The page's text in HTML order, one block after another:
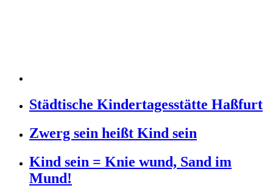
Städtische Kindertagesstätte Haßfurt
Zwerg sein heißt Kind sein
Kind sein = Knie wund, Sand im
Mund!